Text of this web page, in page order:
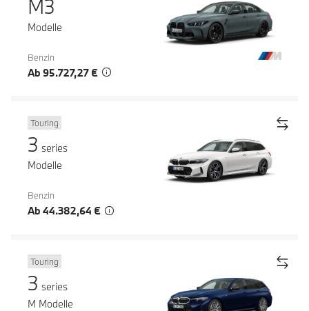
M3
Modelle
Benzin
Ab 95.727,27 €
Touring
3 series
Modelle
Benzin
Ab 44.382,64 €
Touring
3 series
M Modelle